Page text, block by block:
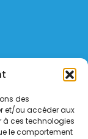
des
et/ou accéder aux
à ces technologies
le comportement